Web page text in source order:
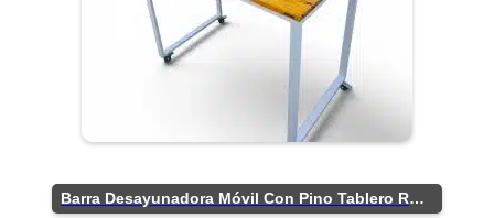
Barra Desayunadora Móvil Con Pino Tablero Rústico